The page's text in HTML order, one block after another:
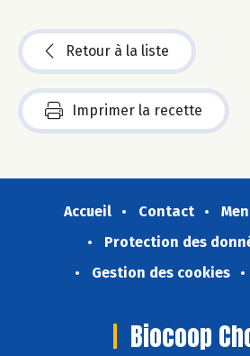
Retour à la liste
Imprimer la recette
Accueil Contact
Protection des
Gestion des cookies
Biocoop